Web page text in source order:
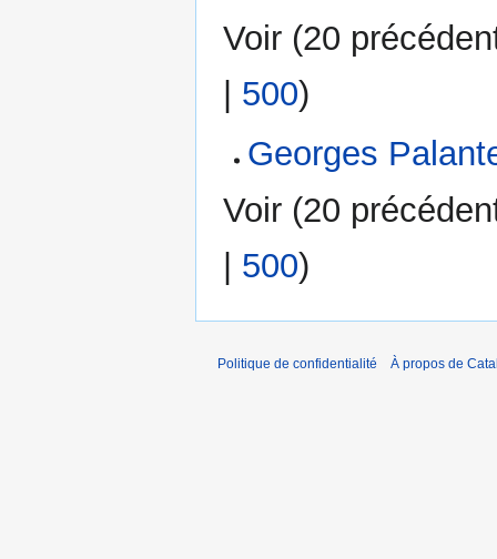
Voir (20
| 500)
Georges
Voir (20
500)
Politique de confidentialité À propos de